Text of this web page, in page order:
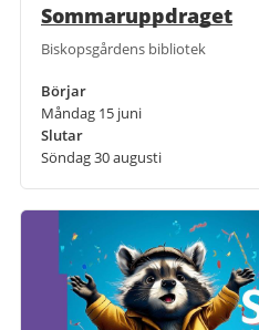
Sommaruppdraget
Biskopsgårdens bibliotek
Börjar
Måndag 15 juni
Slutar
Söndag 30 augusti